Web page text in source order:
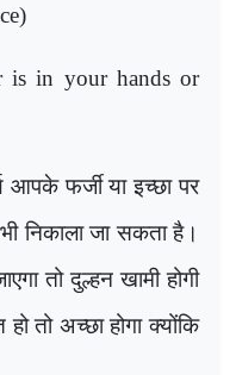
is in your hands or
फर्जी या इच्छा पर
निकाला जा सकता है।
तो दुल्हन खामी होगी
तो अच्छा होगा क्योंकि